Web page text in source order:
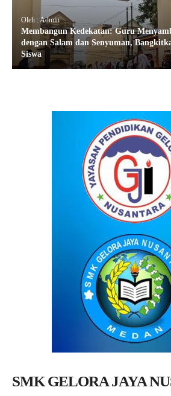
Oleh : Admin
Membangun Kedekatan: Guru
dengan Salam dan Senyuman,
Siswa
SMK GELORA JAYA